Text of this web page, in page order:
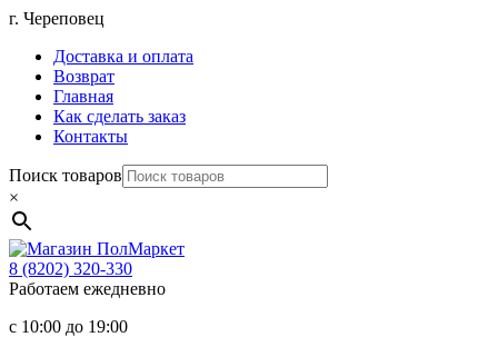
Перейти
содержимому
г. Череповец
Доставка и оплата
Возврат
Главная
Как сделать заказ
Контакты
Поиск товаров
×
Магазин
8 (8202) 320-330
Работаем ежедневно
с 10:00 до 19:00